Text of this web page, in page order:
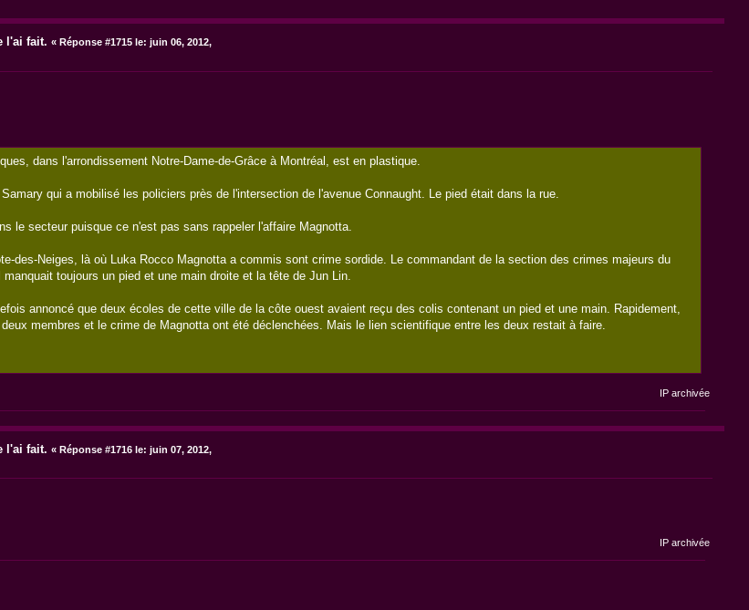
l'ai fait. « Réponse #1715 le: juin 06, 2012,
dans l'arrondissement Notre-Dame-de-Grâce à Montréal, est en plastique.
qui a mobilisé les policiers près de l'intersection de l'avenue Connaught. Le pied était dans la rue.
le secteur puisque ce n'est pas sans rappeler l'affaire Magnotta.
des-Neiges, là où Luka Rocco Magnotta a commis sont crime sordide. Le commandant de la section des crimes majeurs du
toujours un pied et une main droite et la tête de Jun Lin.
annoncé que deux écoles de cette ville de la côte ouest avaient reçu des colis contenant un pied et une main. Rapidement,
membres et le crime de Magnotta ont été déclenchées. Mais le lien scientifique entre les deux restait à faire.
IP archivée
l'ai fait. « Réponse #1716 le: juin 07, 2012,
IP archivée